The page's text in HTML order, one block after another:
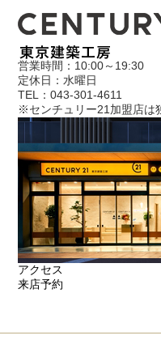
営業時間：10:00～19:30
定休日：水曜日
TEL：043-301-4611
※センチュリー21加盟店は
アクセス
来店予約